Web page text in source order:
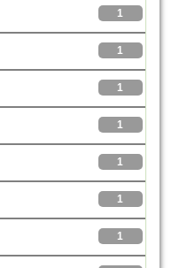
1
1
1
1
1
1
1